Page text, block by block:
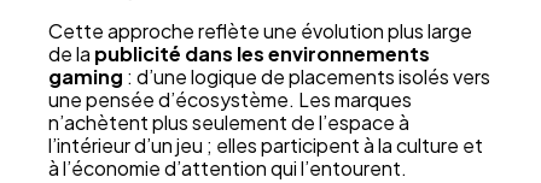
Cette approche reflète une évolution plus large
de la publicité dans les environnements
gaming : d’une logique de placements isolés vers
une pensée d’écosystème. Les marques
n’achètent plus seulement de l’espace à
l’intérieur d’un jeu ; elles participent à la culture et
à l’économie d’attention qui l’entourent.